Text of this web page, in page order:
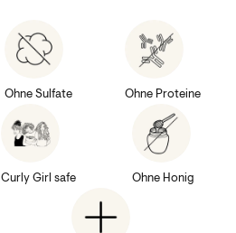
Ohne Sulfate Ohne Proteine
Curly Girl safe Ohne Honig